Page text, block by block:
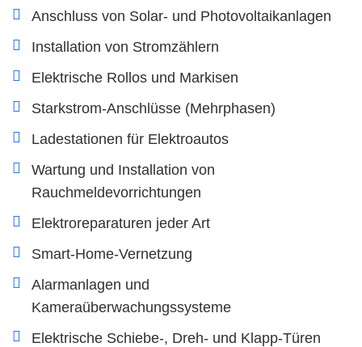
Anschluss von Solar- und Photovoltaikanlagen
Installation von Stromzählern
Elektrische Rollos und Markisen
Starkstrom-Anschlüsse (Mehrphasen)
Ladestationen für Elektroautos
Wartung und Installation von
Rauchmeldevorrichtungen
Elektroreparaturen jeder Art
Smart-Home-Vernetzung
Alarmanlagen und
Kameraüberwachungssysteme
Elektrische Schiebe-, Dreh- und Klapp-Türen